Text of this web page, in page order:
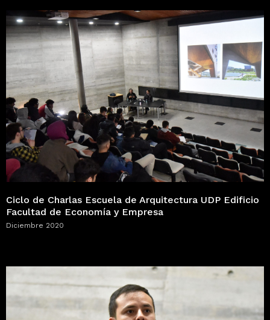
Ciclo de Charlas Escuela de Arquitectura UDP Edificio
Facultad de Economía y Empresa
Diciembre 2020